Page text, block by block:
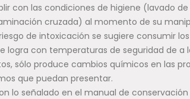
con las condiciones de higiene (lavado
cruzada) al momento de su
de intoxicación se sugiere consumir
logra con temperaturas de seguridad de a
sólo produce cambios químicos en las
que puedan presentar.
lo señalado en el manual de